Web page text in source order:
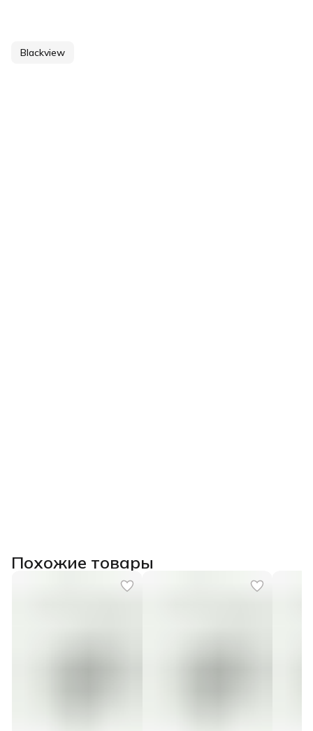
Blackview
Похожие товары